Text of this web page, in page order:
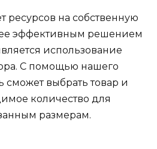
ресурсов на собственную
эффективным решением
использование
С помощью нашего
сможет выбрать товар и
количество для
размерам.